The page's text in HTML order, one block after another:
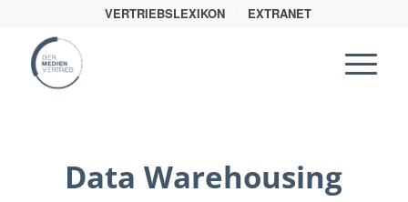
VERTRIEBSLEXIKON EXTRANET
Data Warehousing